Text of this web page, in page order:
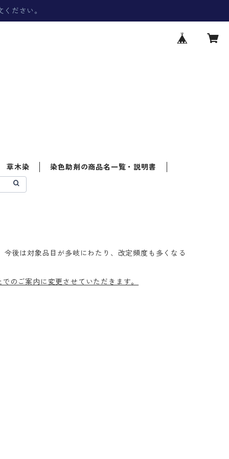
ださい。
草木染 染色助剤の商品名一覧・説明書
後は対象品目が多岐にわたり、改定頻度も多くなる
のご案内に変更させていただきます。